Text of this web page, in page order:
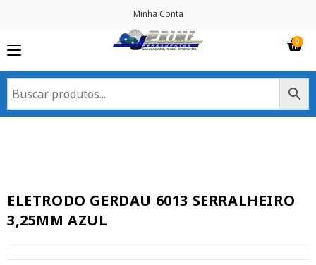
Minha Conta
ELETRODO GERDAU 6013 SERRALHEIRO
3,25MM AZUL